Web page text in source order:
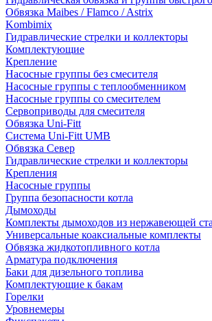
Обвязка Maibes / Flamco / Astrix
Kombimix
Гидравлические стрелки и коллекторы
Комплектующие
Крепление
Насосные группы без смесителя
Насосные группы с теплообменником
Насосные группы со смесителем
Сервоприводы для смесителя
Обвязка Uni-Fitt
Система Uni-Fitt UMB
Обвязка Север
Гидравлические стрелки и коллекторы
Крепления
Насосные группы
Группа безопасности котла
Дымоходы
Комплекты дымоходов из нержавеющей
Универсальные коаксиальные комплекты
Обвязка жидкотопливного котла
Арматура подключения
Баки для дизельного топлива
Комплектующие к бакам
Горелки
Уровнемеры